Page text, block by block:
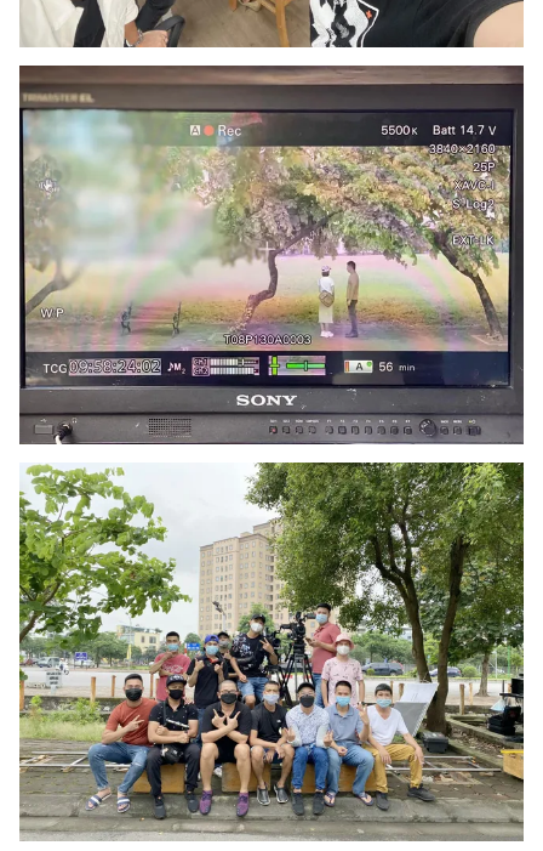
® Cấm sao chép dưới mọi hình thức nếu không có sự chấp
thuận bằng văn bản. Ghi rõ nguồn VTV.vn khi phát hành lại
thông tin từ website này.